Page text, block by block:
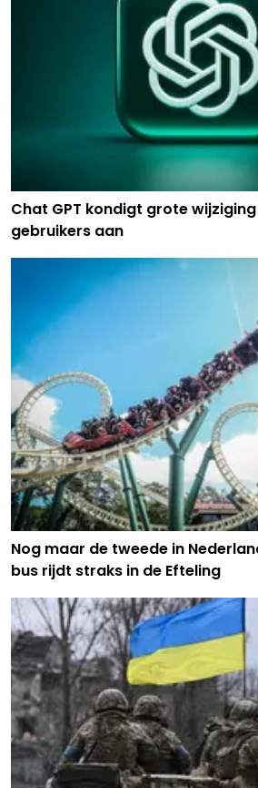
Chat GPT kondigt grote
gebruikers aan
Nog maar de tweede in
bus rijdt straks in de Efteling